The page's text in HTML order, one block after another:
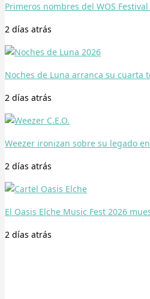
Primeros nombres del WOS
2 días atrás
Noches de Luna arranca su cuarta
2 días atrás
Weezer ironizan sobre su legado en
2 días atrás
El Oasis Elche Music Fest 2026
2 días atrás